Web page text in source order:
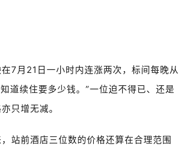
7月21日一小时内连涨两次，标间每晚从
道续住要多少钱。”一位迫不得已、还是
只增无减。
站前酒店三位数的价格还算在合理范围